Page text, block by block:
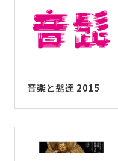
音楽と髭達 2015